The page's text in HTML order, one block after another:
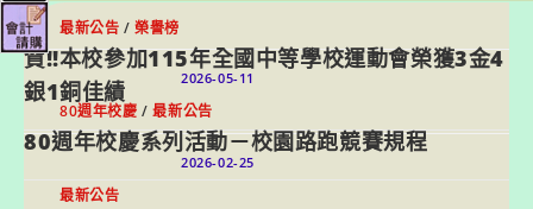
最新公告 /榮譽榜
賀!!本校參加115年全國中等學校運動會榮獲3金4
銀1銅佳績
2026-05-11
80週年校慶 /最新公告
80週年校慶系列活動－校園路跑競賽規程
2026-02-25
最新公告